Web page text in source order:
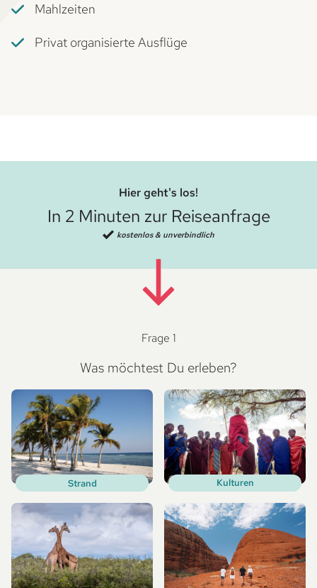
Mahlzeiten
Privat organisierte Ausflüge
Hier geht's los!
In 2 Minuten zur Reiseanfrage
kostenlos & unverbindlich
Frage 1
Was möchtest Du erleben?
Strand Kulturen